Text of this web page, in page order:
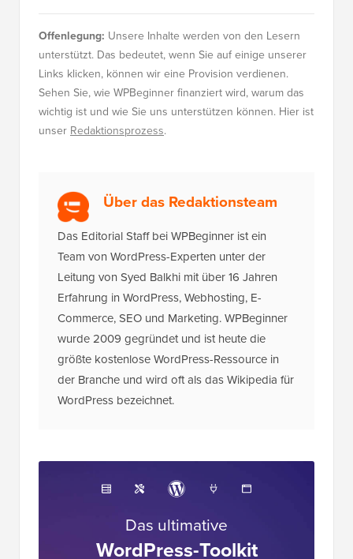
Offenlegung: Unsere Inhalte werden von den Lesern
unterstützt. Das bedeutet, wenn Sie auf einige unserer
Links klicken, können wir eine Provision verdienen.
Sehen Sie, wie WPBeginner finanziert wird, warum das
wichtig ist und wie Sie uns unterstützen können. Hier ist
unser Redaktionsprozess.
Über das Redaktionsteam
Das Editorial Staff bei WPBeginner ist ein
Team von WordPress-Experten unter der
Leitung von Syed Balkhi mit über 16 Jahren
Erfahrung in WordPress, Webhosting, E-
Commerce, SEO und Marketing. WPBeginner
wurde 2009 gegründet und ist heute die
größte kostenlose WordPress-Ressource in
der Branche und wird oft als das Wikipedia für
WordPress bezeichnet.
Das ultimative
WordPress-Toolkit